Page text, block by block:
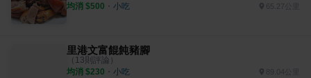
均消 $500 ・ 小吃 65.27公里
里港文富餛飩豬腳
（ 13則評論）
均消 $230 ・ 小吃 89.04公里